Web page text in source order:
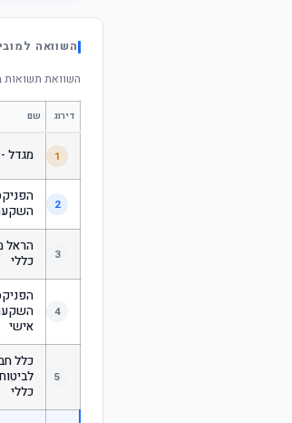
השוואה
השוואת תשואות
דירוג שם
1 מגדל
2
3
הראל
כללי
4
אישי
5
כלל
כללי